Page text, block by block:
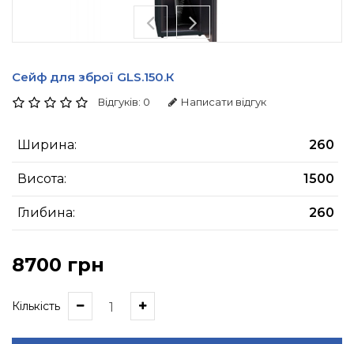
Сейф для зброї GLS.150.К
Відгуків: 0 Написати відгук
Ширина: 260
Висота: 1500
Глибина: 260
8700 грн
Кількість